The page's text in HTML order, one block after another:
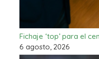
Fichaje ‘top’ para el
6 agosto, 2026